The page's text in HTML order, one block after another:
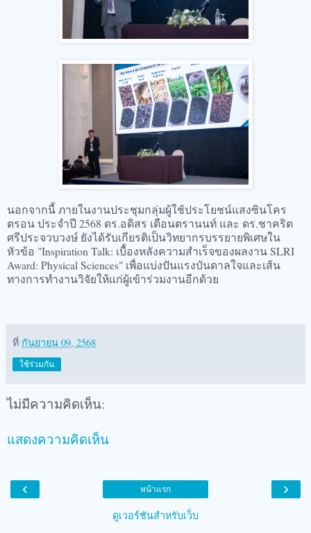
นอกจากนี้ ภายในงานประชุมกลุ่มผู้ใช้ประโยชน์แสงซินโคร
ตรอน ประจำปี 2568 ดร.อดิสร เตือนตรานนท์ และ ดร.ชาคริต
ศรีประจวบวงษ์ ยังได้รับเกียรติเป็นวิทยากรบรรยายพิเศษใน
หัวข้อ "Inspiration Talk: เบื้องหลังความสำเร็จของผลงาน SLRI
Award: Physical Sciences" เพื่อแบ่งปันแรงบันดาลใจและเส้น
ทางการทำงานวิจัยให้แก่ผู้เข้าร่วมงานอีกด้วย
ที่ กันยายน 09, 2568
ใช้ร่วมกัน
ไม่มีความคิดเห็น:
แสดงความคิดเห็น
‹ ›
หน้าแรก
ดูเวอร์ชันสำหรับเว็บ